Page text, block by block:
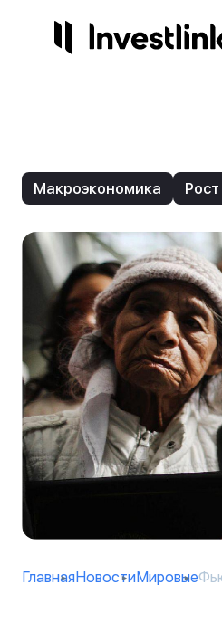
Опционы
ETF
IPO NEW
Макроэкономика Рост
ГлавнаяНовостиМировые